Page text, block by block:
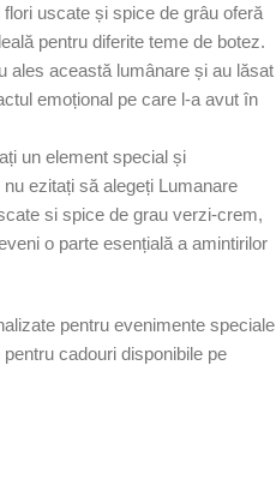
uscate și spice de grâu oferă
pentru diferite teme de botez.
ales această lumânare și au lăsat
emoțional pe care l-a avut în
un element special și
ezitați să alegeți Lumanare
si spice de grau verzi-crem,
o parte esențială a amintirilor
pentru evenimente speciale
cadouri disponibile pe